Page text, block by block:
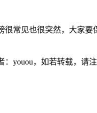
很常见也很突然，大家
：youou，如若转载，请注